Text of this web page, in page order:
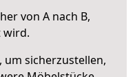
von A nach B,
, um sicherzustellen,